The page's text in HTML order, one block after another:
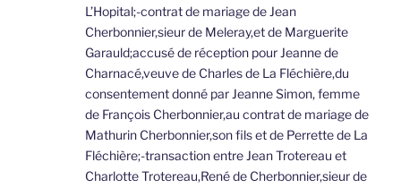
L’Hopital;-contrat de mariage de Jean
Cherbonnier,sieur de Meleray,et de Marguerite
Garauld;accusé de réception pour Jeanne de
Charnacé,veuve de Charles de La Fléchière,du
consentement donné par Jeanne Simon, femme
de François Cherbonnier,au contrat de mariage de
Mathurin Cherbonnier,son fils et de Perrette de La
Fléchière;-transaction entre Jean Trotereau et
Charlotte Trotereau,René de Cherbonnier,sieur de